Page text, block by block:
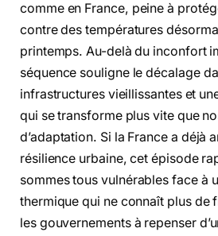
comme en France, peine à
contre des températures
printemps. Au-delà du inconfort
séquence souligne le décalage
infrastructures vieillissantes et
qui se transforme plus vite que
d’adaptation. Si la France a déjà
résilience urbaine, cet épisode
sommes tous vulnérables face à
thermique qui ne connaît plus de
les gouvernements à repenser